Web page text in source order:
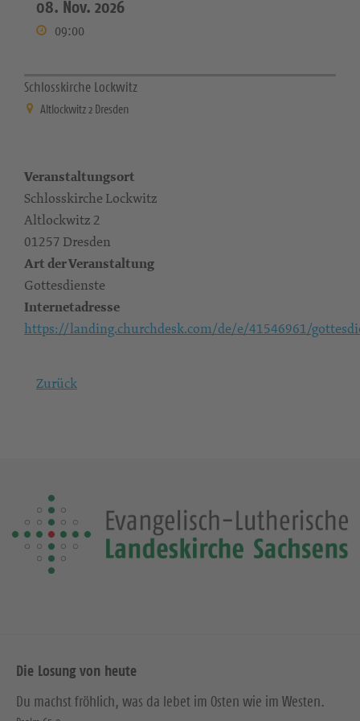
08. Nov. 2026
09:00
Schlosskirche Lockwitz
Altlockwitz 2 Dresden
Veranstaltungsort
Schlosskirche Lockwitz
Altlockwitz 2
01257 Dresden
Art der Veranstaltung
Gottesdienste
Internetadresse
https://landing.churchdesk.com/de/e/41546961/
Zurück
Die Losung von heute
Du machst fröhlich, was da lebet im Osten wie im Westen.